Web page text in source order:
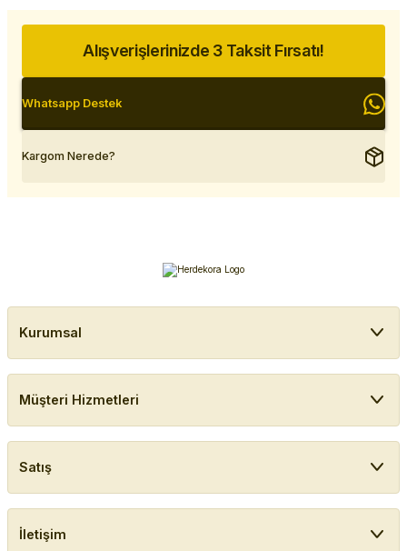
Alışverişlerinizde 3 Taksit Fırsatı!
Whatsapp Destek
Kargom Nerede?
Kurumsal
Müşteri Hizmetleri
Satış
İletişim